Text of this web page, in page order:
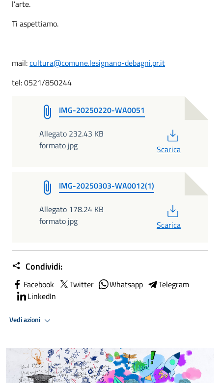
l’arte.
Ti aspettiamo.
mail:cultura@comune.lesignano-debagni.pr.it
tel: 0521/850244
IMG-20250220-WA0051
Allegato 232.43 KB
formato jpg
Scarica
IMG-20250303-WA0012(1)
Allegato 178.24 KB
formato jpg
Scarica
Condividi:
Facebook Twitter Whatsapp
Telegram
LinkedIn
Vedi azioni